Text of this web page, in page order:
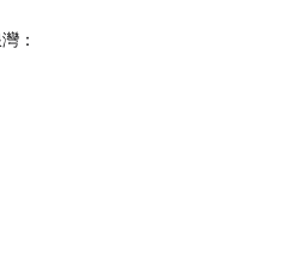
：​